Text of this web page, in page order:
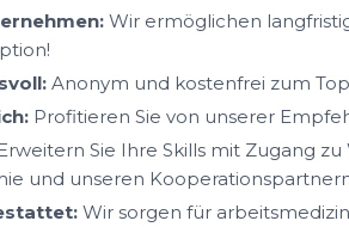
Wir ermöglichen
Anonym und kostenfrei zum
Profitieren Sie von unserer
Erweitern Sie Ihre Skills mit Zugang
und unseren
Wir sorgen für